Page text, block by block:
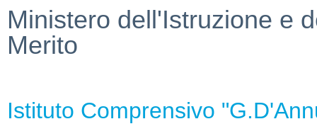
Ministero dell'Istruzione e
Merito
Istituto Comprensivo